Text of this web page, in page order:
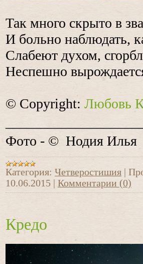
Так много скрыто в
И больно наблюдать,
Слабеют духом,
Неспешно
© Copyright: Любовь
Фото - © Нодия Илья
Категория: Четверостишия
10.06.2015
Комментарии (0)
Кредо